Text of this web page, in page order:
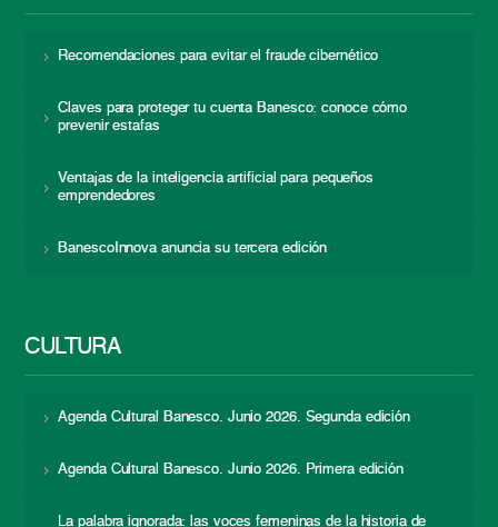
Recomendaciones para evitar el fraude cibernético
Claves para proteger tu cuenta Banesco: conoce cómo
prevenir estafas
Ventajas de la inteligencia artificial para pequeños
emprendedores
BanescoInnova anuncia su tercera edición
CULTURA
Agenda Cultural Banesco. Junio 2026. Segunda edición
Agenda Cultural Banesco. Junio 2026. Primera edición
La palabra ignorada: las voces femeninas de la historia de